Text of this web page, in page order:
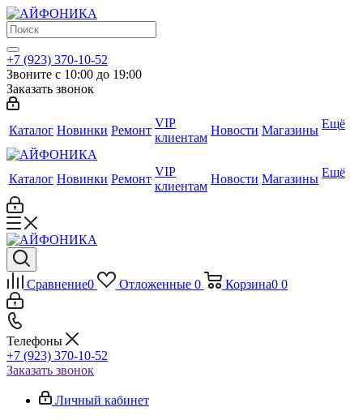
+7 (923) 370-10-52
Звоните с 10:00 до 19:00
Заказать звонок
Каталог Новинки Ремонт
VIP
клиентам
Новости Магазины Ещё
Каталог Новинки Ремонт
VIP
клиентам
Новости Магазины Ещё
Сравнение0 Отложенные 0 Корзина0 0
Телефоны
+7 (923) 370-10-52
Заказать звонок
Личный кабинет